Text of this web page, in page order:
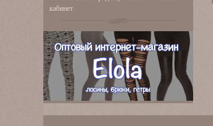
кабинет